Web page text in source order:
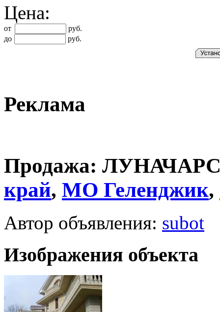
Цена:
от
руб.
до
руб.
Реклама
Продажа:
край, МО Геленджик,
Автор объявления: subot
Изображения объекта